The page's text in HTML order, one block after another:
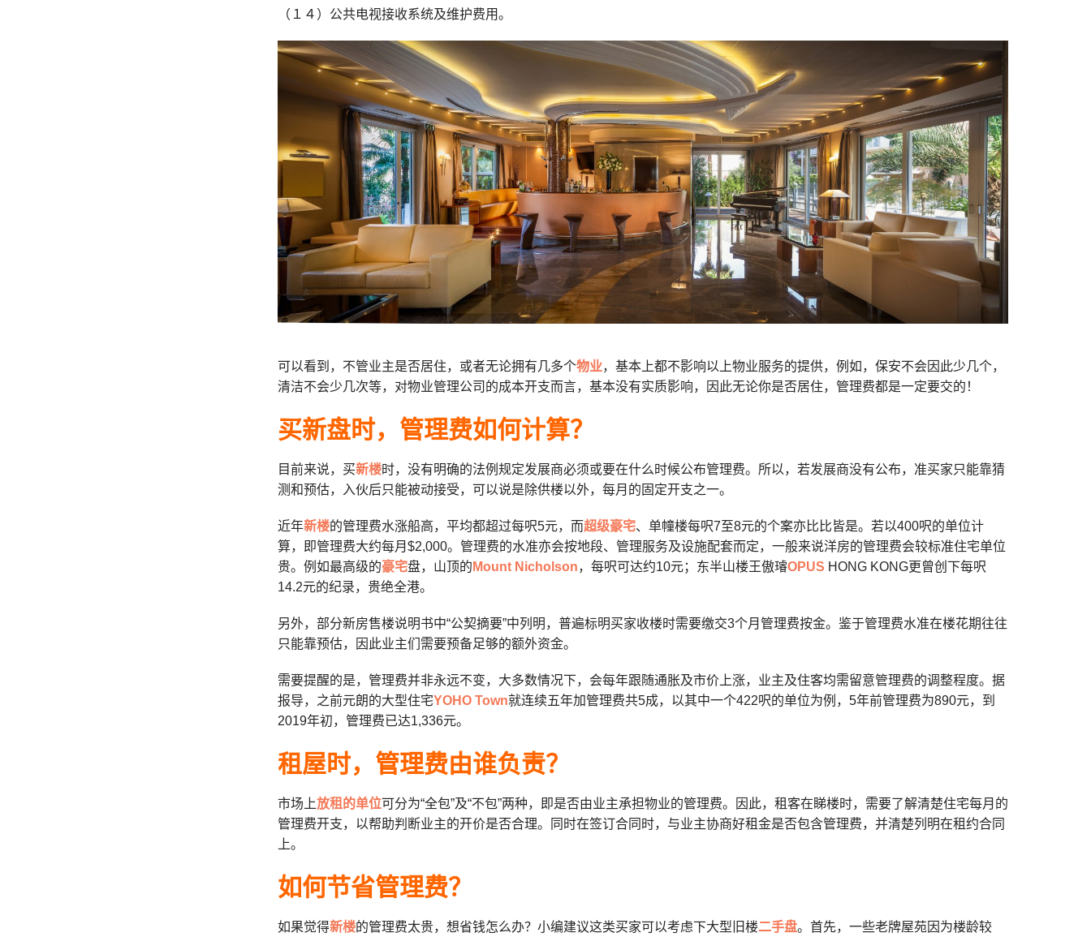
（１４）公共电视接收系统及维护费用。
可以看到，不管业主是否居住，或者无论拥有几多个物业，基本上都不影响以上物业服务的提供，例如，保安不会因此少几个，
清洁不会少几次等，对物业管理公司的成本开支而言，基本没有实质影响，因此无论你是否居住，管理费都是一定要交的！
买新盘时，管理费如何计算？
目前来说，买新楼时，没有明确的法例规定发展商必须或要在什么时候公布管理费。所以，若发展商没有公布，准买家只能靠猜
测和预估，入伙后只能被动接受，可以说是除供楼以外，每月的固定开支之一。
近年新楼的管理费水涨船高，平均都超过每呎5元，而超级豪宅、单幢楼每呎7至8元的个案亦比比皆是。若以400呎的单位计
算，即管理费大约每月$2,000。管理费的水准亦会按地段、管理服务及设施配套而定，一般来说洋房的管理费会较标准住宅单位
贵。例如最高级的豪宅盘，山顶的 Mount Nicholson，每呎可达约10元；东半山楼王傲璿OPUS HONG KONG更曾创下每呎
14.2元的纪录，贵绝全港。
另外，部分新房售楼说明书中“公契摘要”中列明，普遍标明买家收楼时需要缴交3个月管理费按金。鉴于管理费水准在楼花期往往
只能靠预估，因此业主们需要预备足够的额外资金。
需要提醒的是，管理费并非永远不变，大多数情况下，会每年跟随通胀及市价上涨，业主及住客均需留意管理费的调整程度。据
报导，之前元朗的大型住宅YOHO Town就连续五年加管理费共5成，以其中一个422呎的单位为例，5年前管理费为890元，到
2019年初，管理费已达1,336元。
租屋时，管理费由谁负责？
市场上放租的单位可分为“全包”及“不包”两种，即是否由业主承担物业的管理费。因此，租客在睇楼时，需要了解清楚住宅每月的
管理费开支，以帮助判断业主的开价是否合理。同时在签订合同时，与业主协商好租金是否包含管理费，并清楚列明在租约合同
上。
如何节省管理费？
如果觉得新楼的管理费太贵，想省钱怎么办？小编建议这类买家可以考虑下大型旧楼二手盘。首先，一些老牌屋苑因为楼龄较